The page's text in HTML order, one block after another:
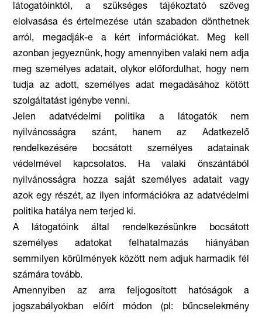
látogatóinktól, a szükséges tájékoztató szöveg
elolvasása és értelmezése után szabadon dönthetnek
arról, megadják-e a kért információkat. Meg kell
azonban jegyeznünk, hogy amennyiben valaki nem adja
meg személyes adatait, olykor előfordulhat, hogy nem
tudja az adott, személyes adat megadásához kötött
szolgáltatást igénybe venni.
Jelen adatvédelmi politika a látogatók nem
nyilvánosságra szánt, hanem az Adatkezelő
rendelkezésére bocsátott személyes adatainak
védelmével kapcsolatos. Ha valaki önszántából
nyilvánosságra hozza saját személyes adatait vagy
azok egy részét, az ilyen információkra az adatvédelmi
politika hatálya nem terjed ki.
A látogatóink által rendelkezésünkre bocsátott
személyes adatokat felhatalmazás hiányában
semmilyen körülmények között nem adjuk harmadik fél
számára tovább.
Amennyiben az arra feljogosított hatóságok a
jogszabályokban előírt módon (pl: bűncselekmény